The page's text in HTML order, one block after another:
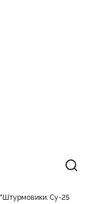
Су-25